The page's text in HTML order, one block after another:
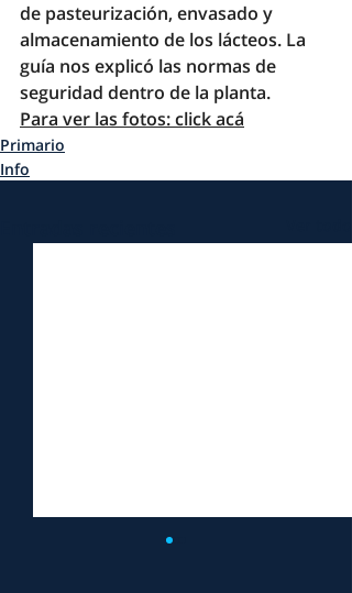
de pasteurización, envasado y
almacenamiento de los lácteos. La
guía nos explicó las normas de
seguridad dentro de la planta.
Para ver las fotos: click acá
Primario
Info